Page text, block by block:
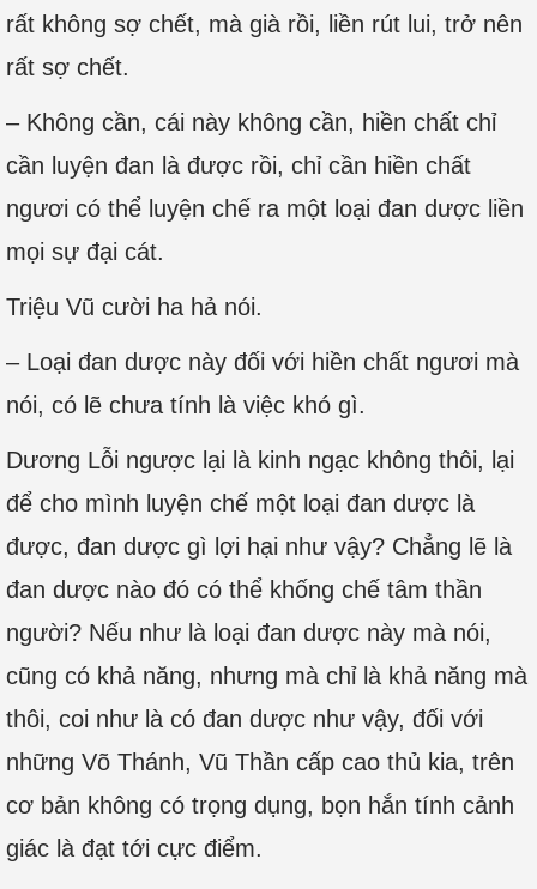
rất không sợ chết, mà già rồi, liền rút lui, trở nên
rất sợ chết.
– Không cần, cái này không cần, hiền chất chỉ
cần luyện đan là được rồi, chỉ cần hiền chất
ngươi có thể luyện chế ra một loại đan dược liền
mọi sự đại cát.
Triệu Vũ cười ha hả nói.
– Loại đan dược này đối với hiền chất ngươi mà
nói, có lẽ chưa tính là việc khó gì.
Dương Lỗi ngược lại là kinh ngạc không thôi, lại
để cho mình luyện chế một loại đan dược là
được, đan dược gì lợi hại như vậy? Chẳng lẽ là
đan dược nào đó có thể khống chế tâm thần
người? Nếu như là loại đan dược này mà nói,
cũng có khả năng, nhưng mà chỉ là khả năng mà
thôi, coi như là có đan dược như vậy, đối với
những Võ Thánh, Vũ Thần cấp cao thủ kia, trên
cơ bản không có trọng dụng, bọn hắn tính cảnh
giác là đạt tới cực điểm.